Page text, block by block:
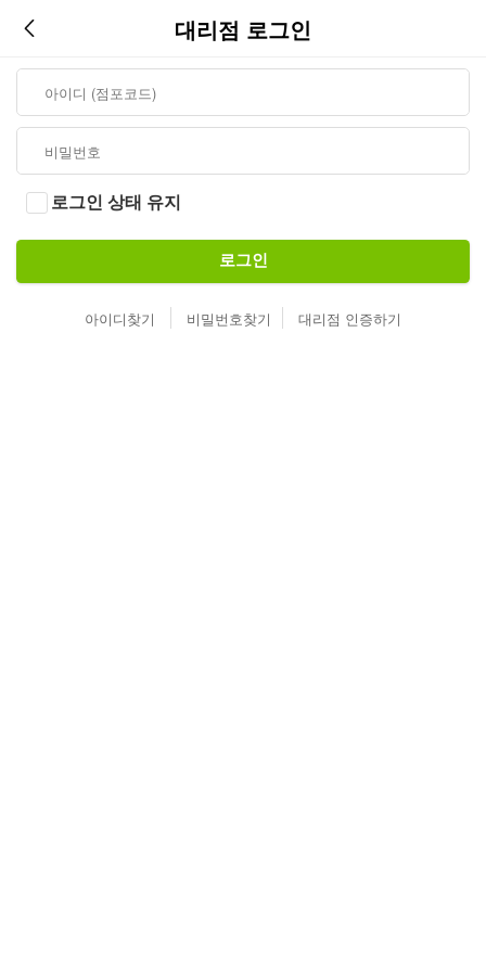
대리점 로그인
로그인 상태 유지
로그인
아이디찾기 비밀번호찾기 대리점 인증하기